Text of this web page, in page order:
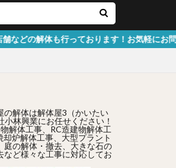
っております！お気軽にお問い合わせくださ
の解体は解体屋3（かいたい
林興業にお任せください！
解体工事、RC造建物解体工
炉解体工事、大型プラント
庭の解体・撤去、大きな石の
など様々な工事に対応してお